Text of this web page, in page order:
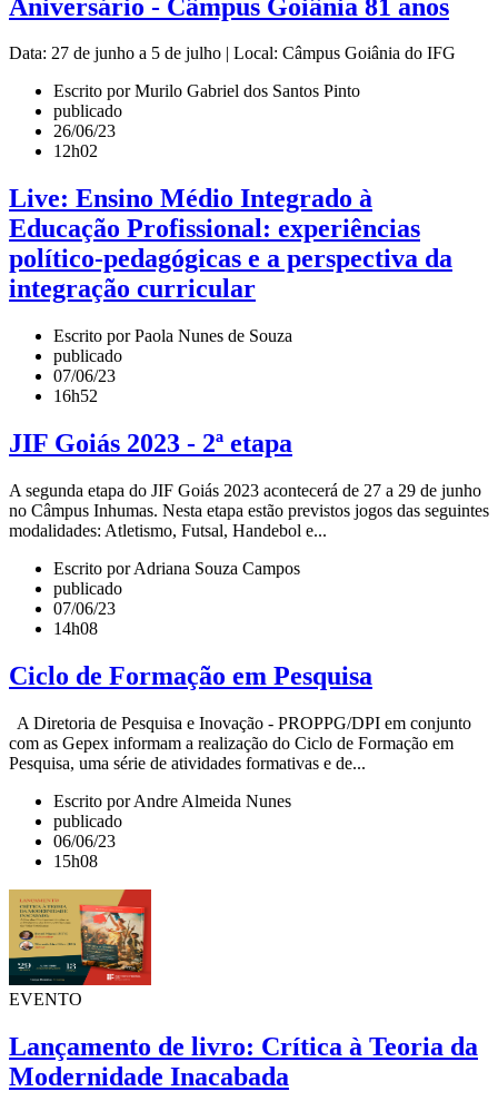
Aniversário - Câmpus Goiânia 81 anos
Data: 27 de junho a 5 de julho | Local: Câmpus Goiânia do IFG
Escrito por Murilo Gabriel dos Santos Pinto
publicado
26/06/23
12h02
Live: Ensino Médio Integrado à
Educação Profissional: experiências
político-pedagógicas e a perspectiva da
integração curricular
Escrito por Paola Nunes de Souza
publicado
07/06/23
16h52
JIF Goiás 2023 - 2ª etapa
A segunda etapa do JIF Goiás 2023 acontecerá de 27 a 29 de junho
no Câmpus Inhumas. Nesta etapa estão previstos jogos das seguintes
modalidades: Atletismo, Futsal, Handebol e...
Escrito por Adriana Souza Campos
publicado
07/06/23
14h08
Ciclo de Formação em Pesquisa
A Diretoria de Pesquisa e Inovação - PROPPG/DPI em conjunto
com as Gepex informam a realização do Ciclo de Formação em
Pesquisa, uma série de atividades formativas e de...
Escrito por Andre Almeida Nunes
publicado
06/06/23
15h08
EVENTO
Lançamento de livro: Crítica à Teoria da
Modernidade Inacabada